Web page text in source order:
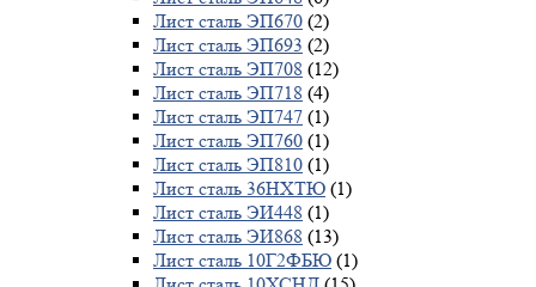
Лист сталь ЭП670 (2)
Лист сталь ЭП693 (2)
Лист сталь ЭП708 (12)
Лист сталь ЭП718 (4)
Лист сталь ЭП747 (1)
Лист сталь ЭП760 (1)
Лист сталь ЭП810 (1)
Лист сталь 36НХТЮ (1)
Лист сталь ЭИ448 (1)
Лист сталь ЭИ868 (13)
Лист сталь 10Г2ФБЮ (1)